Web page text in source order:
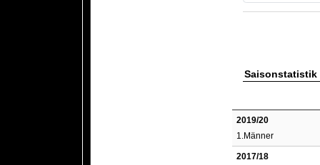
Saisonstatistik
2019/20
1.Männer
2017/18